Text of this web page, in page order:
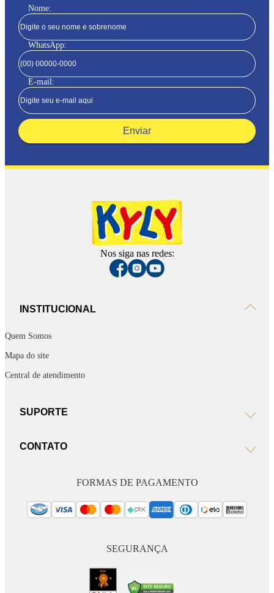
Nome:
WhatsApp:
E-mail:
Enviar
Nos siga nas redes:
INSTITUCIONAL
Quem Somos
Mapa do site
Central de atendimento
SUPORTE
CONTATO
FORMAS DE PAGAMENTO
SEGURANÇA